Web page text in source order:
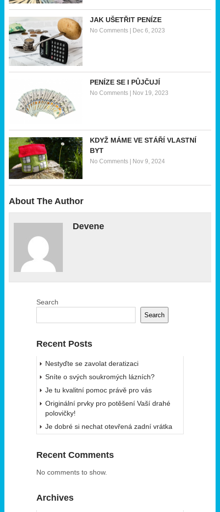
JAK UŠETŘIT PENÍZE
No Comments| Dec 6, 2023
PENÍZE SE I PŮJČUJÍ
No Comments| Nov 19, 2023
KDYŽ MÁME VE STÁŘÍ VLASTNÍ
BYT
No Comments| Nov 9, 2024
About The Author
Devene
Search
Search
Recent Posts
Nestyďte se zavolat deratizaci
Sníte o svých soukromých lázních?
Je tu kvalitní pomoc právě pro vás
Originální prvky pro potěšení Vaší drahé
polovičky!
Je dobré si nechat otevřená zadní vrátka
Recent Comments
No comments to show.
Archives